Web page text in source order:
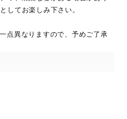
してお楽しみ下さい。
点異なりますので、予めご了承